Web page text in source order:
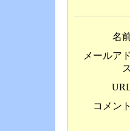
名
メールア
コメン